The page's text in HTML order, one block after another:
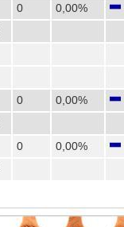
0
0,00%
0
0,00%
0
0,00%